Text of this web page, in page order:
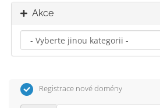
Akce
Registrace nové domény